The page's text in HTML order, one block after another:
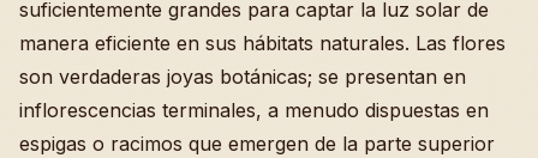
suficientemente grandes para captar la luz solar de
manera eficiente en sus hábitats naturales. Las flores
son verdaderas joyas botánicas; se presentan en
inflorescencias terminales, a menudo dispuestas en
espigas o racimos que emergen de la parte superior